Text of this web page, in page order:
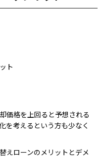
ト
価格を上回ると予想される
を考えるという方も少なく
えローンのメリットとデメ